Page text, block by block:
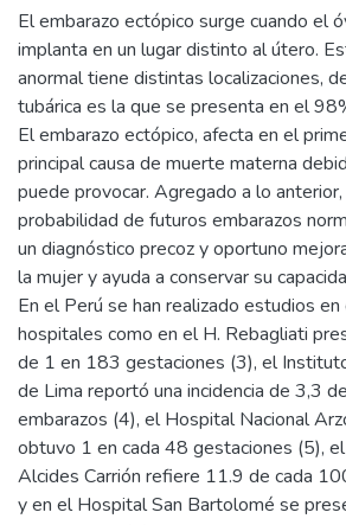
El embarazo ectópico surge cuando el
implanta en un lugar distinto al útero.
anormal tiene distintas localizaciones,
tubárica es la que se presenta en el
El embarazo ectópico, afecta en el
principal causa de muerte materna
puede provocar. Agregado a lo
probabilidad de futuros embarazos
un diagnóstico precoz y oportuno
la mujer y ayuda a conservar su
En el Perú se han realizado estudios
hospitales como en el H. Rebagliati
de 1 en 183 gestaciones (3), el
de Lima reportó una incidencia de 3,3
embarazos (4), el Hospital Nacional
obtuvo 1 en cada 48 gestaciones (5),
Alcides Carrión refiere 11.9 de cada
y en el Hospital San Bartolomé se